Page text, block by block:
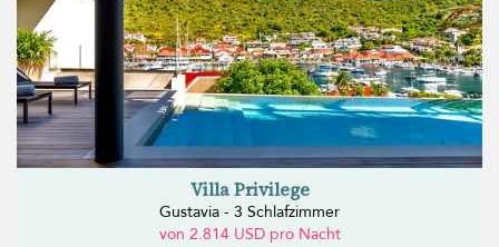
Villa Privilege
Gustavia - 3 Schlafzimmer
von 2.814 USD pro Nacht